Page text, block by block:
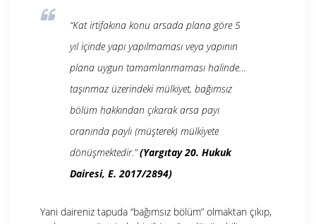
“Kat irtifakına konu arsada plana göre 5
yıl içinde yapı yapılmaması veya yapının
plana uygun tamamlanmaması halinde…
taşınmaz üzerindeki mülkiyet, bağımsız
bölüm hakkından çıkarak arsa payı
oranında paylı (müşterek) mülkiyete
dönüşmektedir.”(Yargıtay 20. Hukuk
Dairesi, E. 2017/2894)
Yani daireniz tapuda “bağımsız bölüm” olmaktan çıkıp,